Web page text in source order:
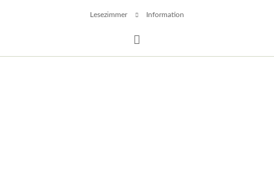
Lesezimmer Information